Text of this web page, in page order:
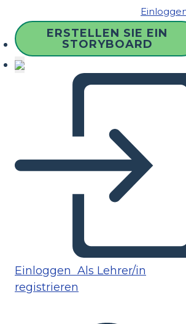
ERSTELLEN SIE EIN
STORYBOARD
Einloggen Als Lehrer/in
registrieren